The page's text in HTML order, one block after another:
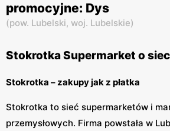
promocyjne: Dys
(pow. Lubelski, woj. Lubelskie)
Stokrotka Supermarket o
Stokrotka – zakupy jak z płatka
Stokrotka to sieć supermarketów i
przemysłowych. Firma powstała w